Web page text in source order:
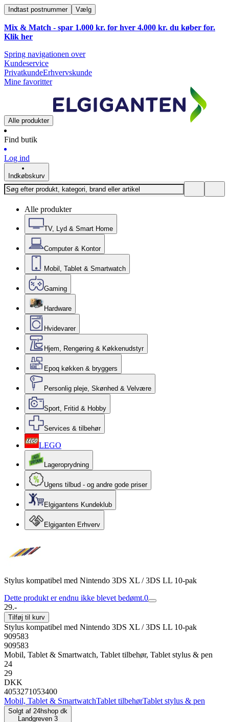
Indtast postnummer Vælg
Mix & Match - spar 1.000 kr. for hver 4.000 kr. du køber for.
Klik her
Spring navigationen over
Kundeservice
PrivatkundeErhvervskunde
Mine favoritter
Alle produkter
Find butik
Log ind
Indkøbskurv
Alle produkter
TV, Lyd & Smart Home
Computer & Kontor
Mobil, Tablet & Smartwatch
Gaming
Hardware
Hvidevarer
Hjem, Rengøring & Køkkenudstyr
Epoq køkken & bryggers
Personlig pleje, Skønhed & Velvære
Sport, Fritid & Hobby
Services & tilbehør
LEGO
Lageroprydning
Ugens tilbud - og andre gode priser
Elgigantens Kundeklub
Elgiganten Erhverv
Stylus kompatibel med Nintendo 3DS XL / 3DS LL 10-pak
Dette produkt er endnu ikke blevet bedømt.0
29.-
Tilføj til kurv
Stylus kompatibel med Nintendo 3DS XL / 3DS LL 10-pak
909583
909583
Mobil, Tablet & Smartwatch, Tablet tilbehør, Tablet stylus & pen
24
29
DKK
4053271053400
Mobil, Tablet & SmartwatchTablet tilbehørTablet stylus & pen
Solgt af 24hshop dk
Landgreven 3